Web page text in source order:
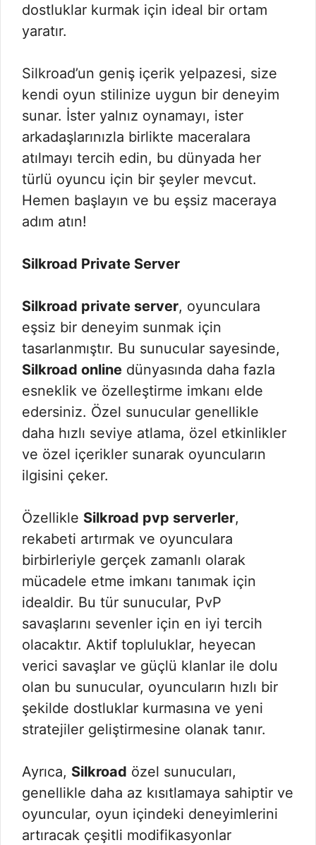
dostluklar kurmak için ideal bir ortam
yaratır.
Silkroad’un geniş içerik yelpazesi, size
kendi oyun stilinize uygun bir deneyim
sunar. İster yalnız oynamayı, ister
arkadaşlarınızla birlikte maceralara
atılmayı tercih edin, bu dünyada her
türlü oyuncu için bir şeyler mevcut.
Hemen başlayın ve bu eşsiz maceraya
adım atın!
Silkroad Private Server
Silkroad private server, oyunculara
eşsiz bir deneyim sunmak için
tasarlanmıştır. Bu sunucular sayesinde,
Silkroad online dünyasında daha fazla
esneklik ve özelleştirme imkanı elde
edersiniz. Özel sunucular genellikle
daha hızlı seviye atlama, özel etkinlikler
ve özel içerikler sunarak oyuncuların
ilgisini çeker.
Özellikle Silkroad pvp serverler,
rekabeti artırmak ve oyunculara
birbirleriyle gerçek zamanlı olarak
mücadele etme imkanı tanımak için
idealdir. Bu tür sunucular, PvP
savaşlarını sevenler için en iyi tercih
olacaktır. Aktif topluluklar, heyecan
verici savaşlar ve güçlü klanlar ile dolu
olan bu sunucular, oyuncuların hızlı bir
şekilde dostluklar kurmasına ve yeni
stratejiler geliştirmesine olanak tanır.
Ayrıca, Silkroad özel sunucuları,
genellikle daha az kısıtlamaya sahiptir ve
oyuncular, oyun içindeki deneyimlerini
artıracak çeşitli modifikasyonlar